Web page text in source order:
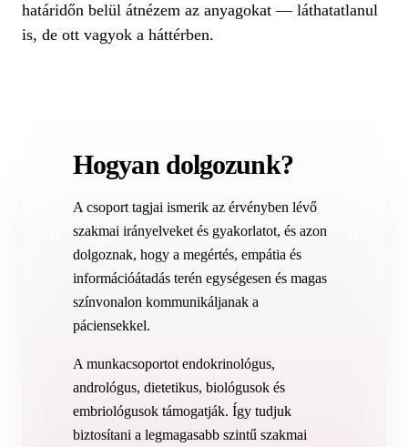
határidőn belül átnézem az anyagokat — láthatatlanul
is, de ott vagyok a háttérben.
Hogyan dolgozunk?
A csoport tagjai ismerik az érvényben lévő
szakmai irányelveket és gyakorlatot, és azon
dolgoznak, hogy a megértés, empátia és
információátadás terén egységesen és magas
színvonalon kommunikáljanak a
páciensekkel.
A munkacsoportot endokrinológus,
andrológus, dietetikus, biológusok és
embriológusok támogatják. Így tudjuk
biztosítani a legmagasabb szintű szakmai